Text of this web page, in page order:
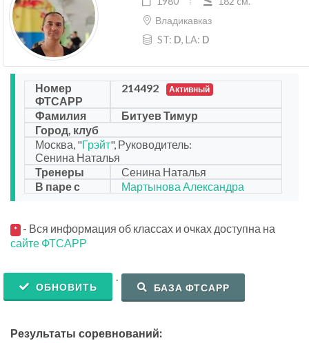
Владикавказ
ST: D, LA: D
Номер
ФТСАРР
214492 Активный
Фамилия
Битуев Тимур
Город, клуб
Москва, "Грэйт", Руководитель:
Сенина Наталья
Тренеры
Сенина Наталья
В паре с
Мартынова Александра
* - Вся информация об классах и очках доступна на
сайте ФТСАРР
ОБНОВИТЬ
.
БАЗА ФТСАРР
Результаты соревнований: